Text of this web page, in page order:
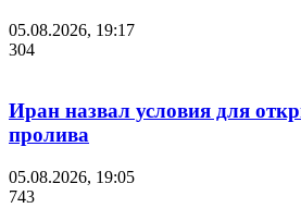
05.08.2026, 19:17
304
Иран назвал условия для
пролива
05.08.2026, 19:05
743